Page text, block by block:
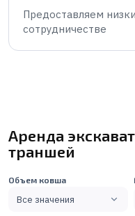
Предоставляем
сотрудничестве
Аренда
траншей
Объем ковша
Все значения